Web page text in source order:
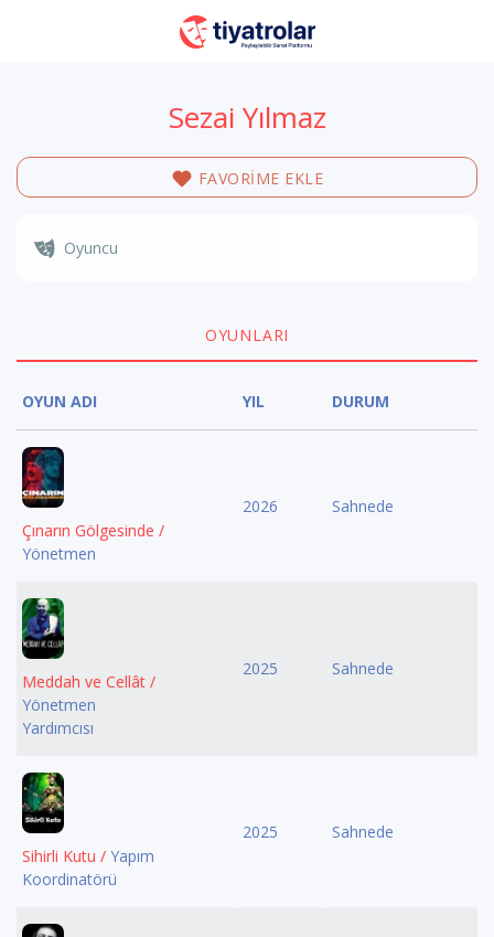
Sezai Yılmaz
FAVORİME EKLE
Oyuncu
OYUNLARI
OYUN ADI YIL DURUM
Çınarın Gölgesinde /
Yönetmen
2026 Sahnede
Meddah ve Cellât /
Yönetmen
Yardımcısı
2025 Sahnede
Sihirli Kutu / Yapım
Koordinatörü
2025 Sahnede